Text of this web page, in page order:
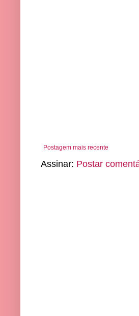
Postagem mais recente
Assinar: Postar